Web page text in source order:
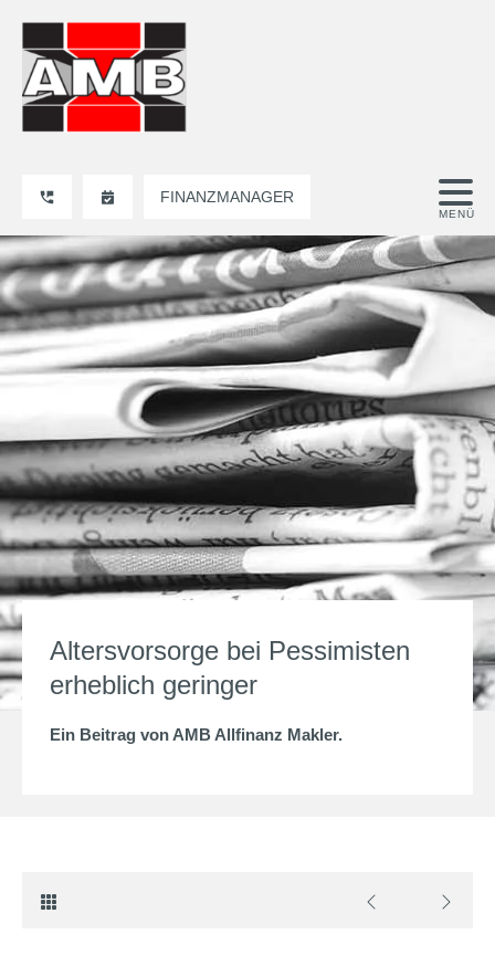
FINANZMANAGER
Altersvorsorge bei Pessimisten
erheblich geringer
Ein Beitrag von AMB Allfinanz Makler.